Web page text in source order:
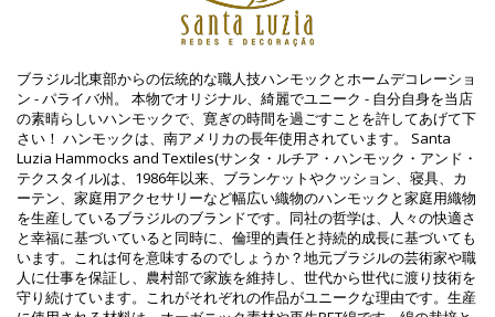
EAN: ワンサイズ (7899818709273)
サプライヤー参照 : 62474
重さ : 50g / 0.11lb / 1.76oz
補正された写真
洗い方と手入れ方法
お手入れ方法: Santa Luzia Jogo Americano Brilha
ビデオ
ビデオを再生する ホーム Jogo Americano Brilha Santa
Luzia
ブラジル北東部からの伝統的な職人技ハンモックとホームデコレーショ
ン - パライバ州。 本物でオリジナル、綺麗でユニーク - 自分自身を当店
の素晴らしいハンモックで、寛ぎの時間を過ごすことを許してあげて下
さい！ ハンモックは、南アメリカの長年使用されています。 Santa
Luzia Hammocks and Textiles(サンタ・ルチア・ハンモック・アンド・
テクスタイル)は、1986年以来、ブランケットやクッション、寝具、カ
ーテン、家庭用アクセサリーなど幅広い織物のハンモックと家庭用織物
を生産しているブラジルのブランドです。同社の哲学は、人々の快適さ
と幸福に基づいていると同時に、倫理的責任と持続的成長に基づいても
います。これは何を意味するのでしょうか？地元ブラジルの芸術家や職
人に仕事を保証し、農村部で家族を維持し、世代から世代に渡り技術を
守り続けています。これがそれぞれの作品がユニークな理由です。生産